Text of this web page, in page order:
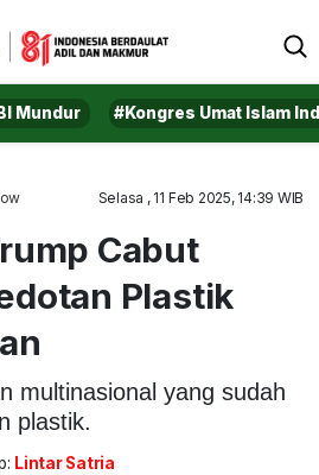
Mundur #Kongres Umat Islam
Selasa , 11 Feb 2025, 14:39 WIB
Cabut
Plastik
multinasional yang sudah
plastik.
Lintar Satria